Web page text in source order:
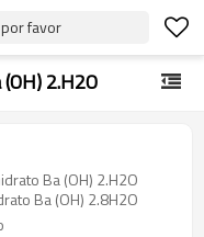
favor
(OH) 2.H2O
Ba (OH) 2.H2O
Ba (OH) 2.8H2O